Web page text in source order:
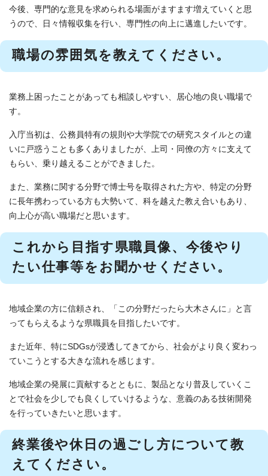
今後、専門的な意見を求められる場面がますます増えていくと思
うので、日々情報収集を行い、専門性の向上に邁進したいです。
職場の雰囲気を教えてください。
業務上困ったことがあっても相談しやすい、居心地の良い職場で
す。
入庁当初は、公務員特有の規則や大学院での研究スタイルとの違
いに戸惑うことも多くありましたが、上司・同僚の方々に支えて
もらい、乗り越えることができました。
また、業務に関する分野で博士号を取得された方や、特定の分野
に長年携わっている方も大勢いて、科を越えた教え合いもあり、
向上心が高い職場だと思います。
これから目指す県職員像、今後やり
たい仕事等をお聞かせください。
地域企業の方に信頼され、「この分野だったら大木さんに」と言
ってもらえるような県職員を目指したいです。
また近年、特にSDGsが浸透してきてから、社会がより良く変わっ
ていこうとする大きな流れを感じます。
地域企業の発展に貢献するとともに、製品となり普及していくこ
とで社会を少しでも良くしていけるような、意義のある技術開発
を行っていきたいと思います。
終業後や休日の過ごし方について教
えてください。